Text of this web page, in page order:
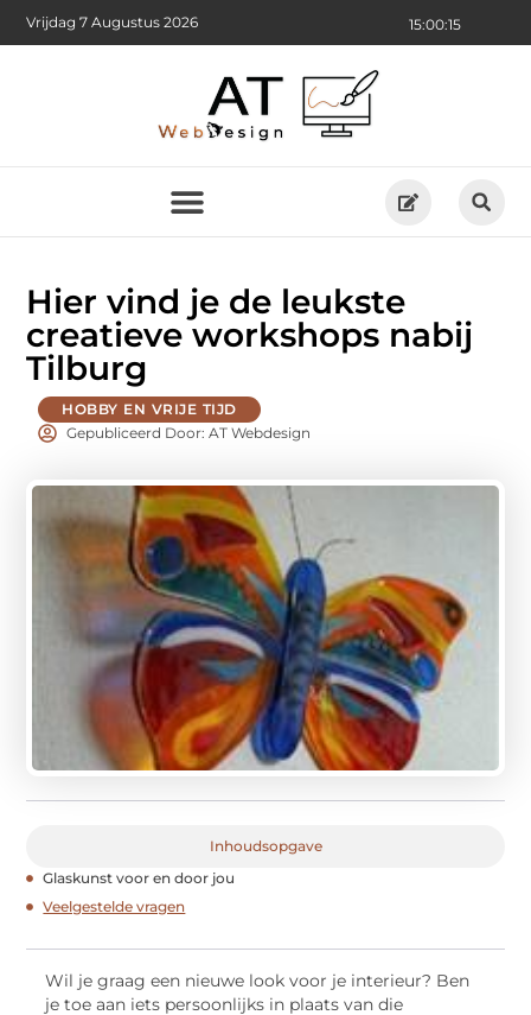
15:00:17
Vrijdag 7 Augustus 2026
Hier vind je de leukste
creatieve workshops nabij
Tilburg
HOBBY EN VRIJE TIJD
Gepubliceerd Door: AT Webdesign
Inhoudsopgave
Glaskunst voor en door jou
Veelgestelde vragen
Wil je graag een nieuwe look voor je interieur? Ben
je toe aan iets persoonlijks in plaats van die